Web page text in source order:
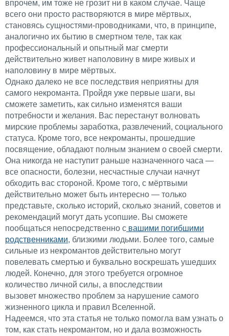
впрочем, им тоже не грозит ни в каком случае. Чаще
всего они просто растворяются в мире мёртвых,
становясь сущностями-проводниками, что, в принципе,
аналогично их бытию в смертном теле, так как
профессиональный и опытный маг смерти
действительно живет наполовину в мире живых и
наполовину в мире мёртвых.
Однако далеко не все последствия неприятны для
самого некроманта. Пройдя уже первые шаги, вы
сможете заметить, как сильно изменятся ваши
потребности и желания. Вас перестанут волновать
мирские проблемы заработка, развлечений, социального
статуса. Кроме того, все некроманты, прошедшие
посвящение, обладают полным знанием о своей смерти.
Она никогда не наступит раньше назначенного часа —
все опасности, болезни, несчастные случаи начнут
обходить вас стороной. Кроме того, с мёртвыми
действительно может быть интересно — только
представьте, сколько историй, сколько знаний, советов и
рекомендаций могут дать усопшие. Вы сможете
пообщаться непосредственно с вашими погибшими
родственниками, близкими людьми. Более того, самые
сильные из некромантов действительно могут
повелевать смертью и буквально воскрешать ушедших
людей. Конечно, для этого требуется огромное
количество личной силы, а впоследствии
вызовет множество проблем за нарушение самого
жизненного цикла и правил Вселенной.
Надеемся, что эта статья не только помогла вам узнать о
том, как стать некромантом, но и дала возможность